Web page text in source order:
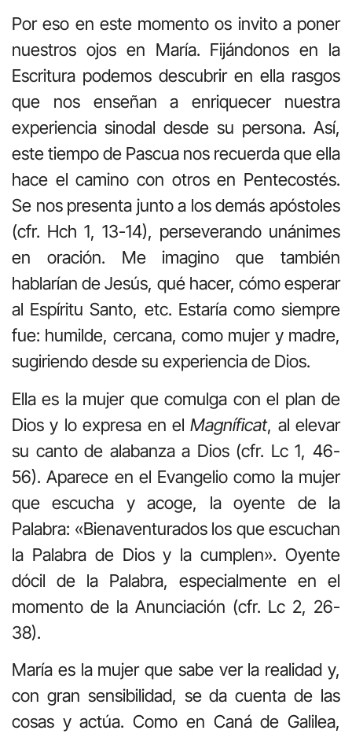
Por eso en este momento os invito a poner
nuestros ojos en María. Fijándonos en la
Escritura podemos descubrir en ella rasgos
que nos enseñan a enriquecer nuestra
experiencia sinodal desde su persona. Así,
este tiempo de Pascua nos recuerda que ella
hace el camino con otros en Pentecostés.
Se nos presenta junto a los demás apóstoles
(cfr. Hch 1, 13-14), perseverando unánimes
en oración. Me imagino que también
hablarían de Jesús, qué hacer, cómo esperar
al Espíritu Santo, etc. Estaría como siempre
fue: humilde, cercana, como mujer y madre,
sugiriendo desde su experiencia de Dios.
Ella es la mujer que comulga con el plan de
Dios y lo expresa en elMagníficat, al elevar
su canto de alabanza a Dios (cfr. Lc 1, 46-
56). Aparece en el Evangelio como la mujer
que escucha y acoge, la oyente de la
Palabra: «Bienaventurados los que escuchan
la Palabra de Dios y la cumplen». Oyente
dócil de la Palabra, especialmente en el
momento de la Anunciación (cfr. Lc 2, 26-
38).
María es la mujer que sabe ver la realidad y,
con gran sensibilidad, se da cuenta de las
cosas y actúa. Como en Caná de Galilea,